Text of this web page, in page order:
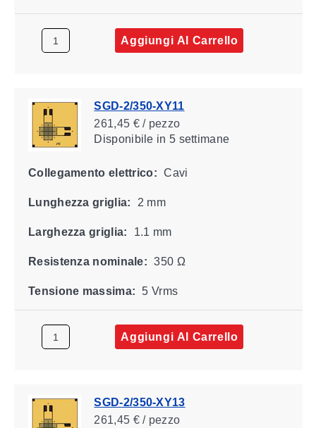
Aggiungi Al Carrello
SGD-2/350-XY11
261,45 € / pezzo
Disponibile in 5 settimane
Collegamento elettrico: Cavi
Lunghezza griglia: 2 mm
Larghezza griglia: 1.1 mm
Resistenza nominale: 350 Ω
Tensione massima: 5 Vrms
Aggiungi Al Carrello
SGD-2/350-XY13
261,45 € / pezzo